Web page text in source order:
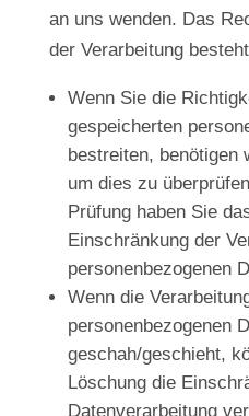
an uns wenden. Das
der Verarbeitung
Wenn Sie die
gespeicherten
bestreiten, benötigen
um dies zu
Prüfung haben Sie
Einschränkung der
personenbezogenen
Wenn die
personenbezogenen
geschah/geschieht,
Löschung die
Datenverarbeitung